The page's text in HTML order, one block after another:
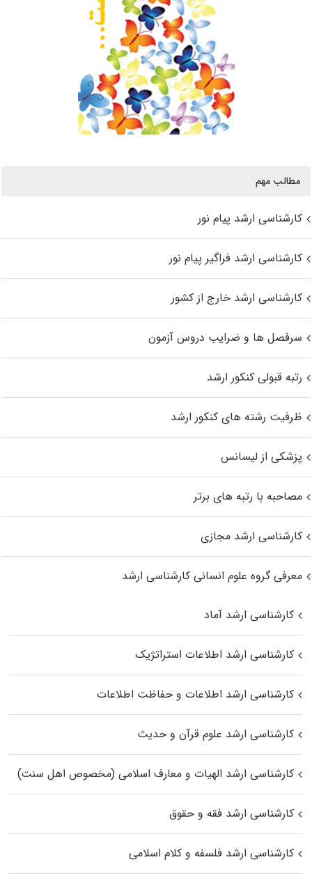
مطالب مهم
کارشناسی ارشد پیام نور
کارشناسی ارشد فراگیر پیام نور
کارشناسی ارشد خارج از کشور
سرفصل ها و ضرایب دروس آزمون
رتبه قبولی کنکور ارشد
ظرفیت رشته های کنکور ارشد
پزشکی از لیسانس
مصاحبه با رتبه های برتر
کارشناسی ارشد مجازی
معرفی گروه علوم انسانی کارشناسی ارشد
کارشناسی ارشد آماد
کارشناسی ارشد اطلاعات استراتژیک
کارشناسی ارشد اطلاعات و حفاظت اطلاعات
کارشناسی ارشد علوم قرآن و حدیث
کارشناسی ارشد الهیات و معارف اسلامی (مخصوص اهل سنت)
کارشناسی ارشد فقه و حقوق
کارشناسی ارشد فلسفه و کلام اسلامی